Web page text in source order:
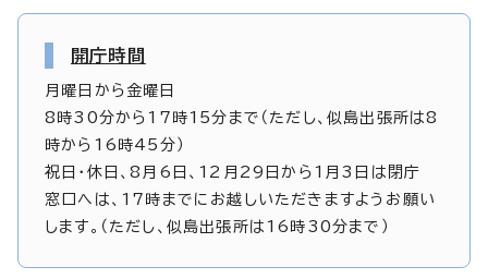
開庁時間
月曜日から金曜日
8時30分から17時15分まで（ただし、似島出張所は8
時から16時45分）
祝日・休日、8月6日、12月29日から1月3日は閉庁
窓口へは、17時までにお越しいただきますようお願い
します。（ただし、似島出張所は16時30分まで）